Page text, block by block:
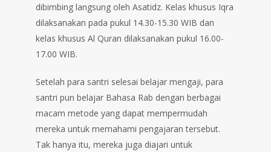
dibimbing langsung oleh Asatidz. Kelas khusus Iqra
dilaksanakan pada pukul 14.30-15.30 WIB dan
kelas khusus Al Quran dilaksanakan pukul 16.00-
17.00 WIB.
Setelah para santri selesai belajar mengaji, para
santri pun belajar Bahasa Rab dengan berbagai
macam metode yang dapat mempermudah
mereka untuk memahami pengajaran tersebut.
Tak hanya itu, mereka juga diajari untuk